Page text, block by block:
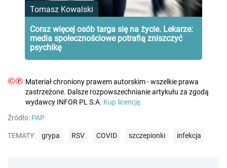
Tomasz Kowalski
Coraz więcej osób targa się na życie. Lekarze:
media społecznościowe potrafią zniszczyć
psychikę
©℗ Materiał chroniony prawem autorskim - wszelkie prawa
zastrzeżone. Dalsze rozpowszechnianie artykułu za zgodą
wydawcy INFOR PL S.A. Kup licencję.
Źródło: PAP
TEMATY: grypa RSV COVID szczepionki infekcja